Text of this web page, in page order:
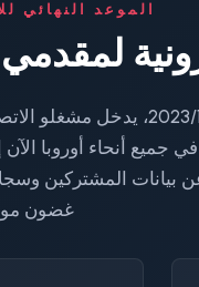
الموعد النهائي للامتثال:
بموجب لائحة الاتحاد
بيانات المشتركين
غضون